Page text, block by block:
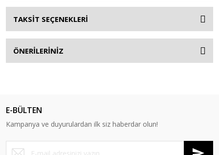
TAKSİT SEÇENEKLERİ
ÖNERİLERİNİZ
E-BÜLTEN
Kampanya ve duyurulardan ilk siz haberdar olun!